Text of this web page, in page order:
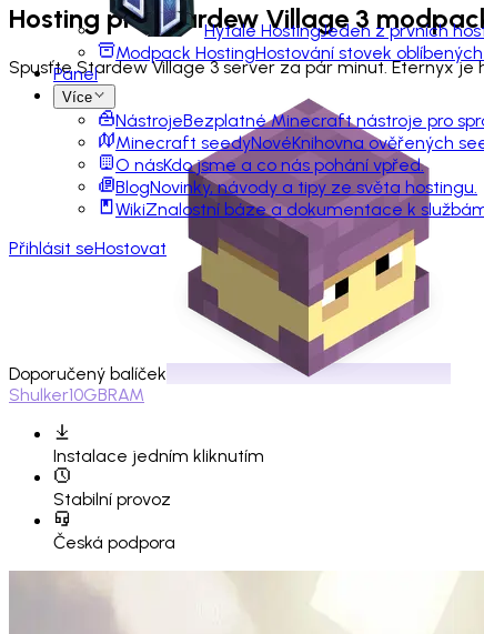
Hytale HostingJeden z prvních
Modpack HostingHostování stovek
Panel
Více
NástrojeBezplatné Minecraft nástroje pro
Minecraft seedyNovéKnihovna ověřených
O násKdo jsme a co nás pohání vpřed.
BlogNovinky, návody a tipy ze světa hostingu.
WikiZnalostní báze a dokumentace k
Přihlásit seHostovat
Hosting pro Stardew Village 3
Spusťte Stardew Village 3 server za pár minut. Eternyx
Doporučený balíček
Shulker10GBRAM
Instalace jedním kliknutím
Stabilní provoz
Česká podpora